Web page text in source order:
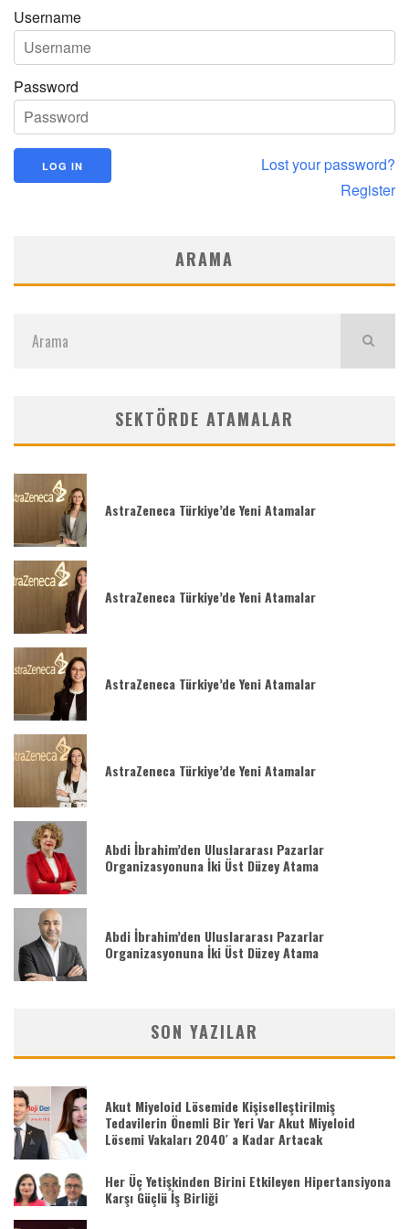
Username
Password
Lost your password?
Register
ARAMA
SEKTÖRDE ATAMALAR
AstraZeneca Türkiye’de Yeni Atamalar
AstraZeneca Türkiye’de Yeni Atamalar
AstraZeneca Türkiye’de Yeni Atamalar
AstraZeneca Türkiye’de Yeni Atamalar
Abdi İbrahim’den Uluslararası Pazarlar
Organizasyonuna İki Üst Düzey Atama
Abdi İbrahim’den Uluslararası Pazarlar
Organizasyonuna İki Üst Düzey Atama
SON YAZILAR
Akut Miyeloid Lösemide Kişiselleştirilmiş
Tedavilerin Önemli Bir Yeri Var Akut Miyeloid
Lösemi Vakaları 2040′ a Kadar Artacak
Her Üç Yetişkinden Birini Etkileyen Hipertansiyona
Karşı Güçlü İş Birliği